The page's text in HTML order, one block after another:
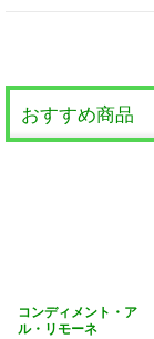
おすすめ商品
コンディメント・ア
ル・リモーネ